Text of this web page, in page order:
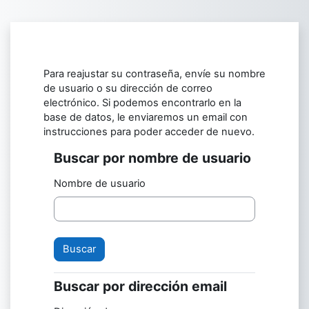
Para reajustar su contraseña, envíe su nombre
de usuario o su dirección de correo
electrónico. Si podemos encontrarlo en la
base de datos, le enviaremos un email con
instrucciones para poder acceder de nuevo.
Buscar por nombre de usuario
Buscar por nombre de usuario
Nombre de usuario
Buscar por dirección email
Buscar por dirección email